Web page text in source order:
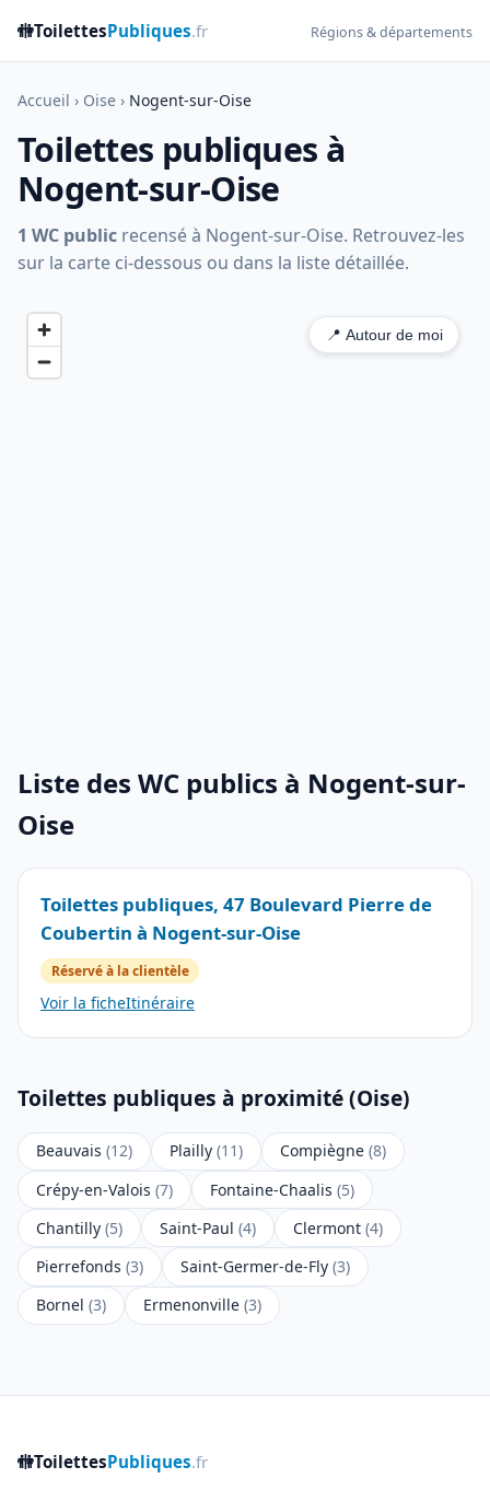
🚻ToilettesPubliques.fr Régions & départements
Accueil › Oise › Nogent-sur-Oise
Toilettes publiques à
Nogent-sur-Oise
1 WC public recensé à Nogent-sur-Oise. Retrouvez-les
sur la carte ci-dessous ou dans la liste détaillée.
📍 Autour de moi
Liste des WC publics à Nogent-sur-
Oise
Toilettes publiques, 47 Boulevard Pierre de
Coubertin à Nogent-sur-Oise
Réservé à la clientèle
Voir la ficheItinéraire
Toilettes publiques à proximité (Oise)
Beauvais (12) Plailly (11) Compiègne (8)
Crépy-en-Valois (7) Fontaine-Chaalis (5)
Chantilly (5) Saint-Paul (4) Clermont (4)
Pierrefonds (3) Saint-Germer-de-Fly (3)
Bornel (3) Ermenonville (3)
🚻ToilettesPubliques.fr